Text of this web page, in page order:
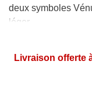
deux symboles
léger
Dimensions:
Pendentif
Livraison offerte